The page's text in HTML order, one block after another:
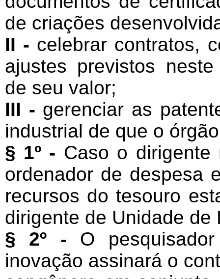
de criações
II - celebrar contratos,
ajustes previstos
de seu valor;
III - gerenciar as
industrial de que o
§ 1º - Caso o dirigente
ordenador de despesa
recursos do tesouro
dirigente de Unidade
§ 2º - O
inovação assinará o